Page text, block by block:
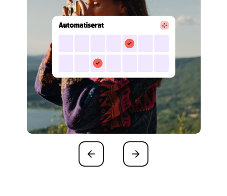
Föregående Nästa